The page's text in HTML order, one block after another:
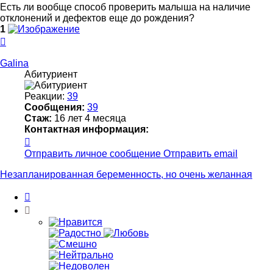
Есть ли вообще способ проверить малыша на наличие
отклонений и дефектов еще до рождения?
1
началу
Galina
Абитуриент
Реакции: 39
Сообщения: 39
Стаж: 16 лет 4 месяца
Контактная информация:
информация
пользователя
Galina
Отправить личное сообщение Отправить email
Незапланированная беременность, но очень желанная